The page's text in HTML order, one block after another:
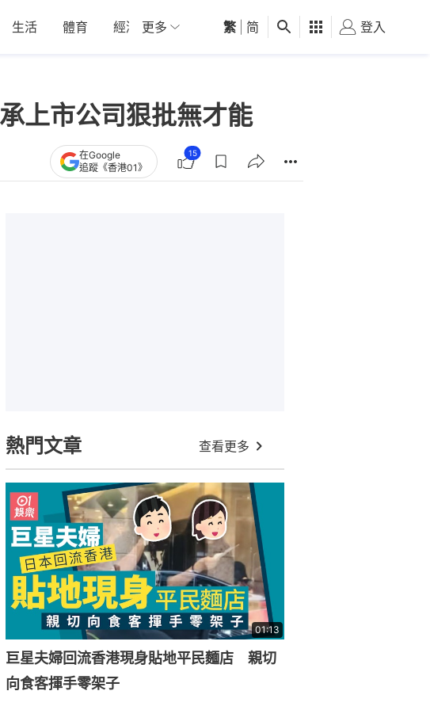
生活 體育 經濟 01深圳 觀點 健康 好食玩飛
更多 繁 简 登入
上市公司狠批無才能
在Google
追蹤《香港01》
15
熱門文章 查看更多
01:13
巨星夫婦回流香港現身貼地平民麵店 親切
向食客揮手零架子